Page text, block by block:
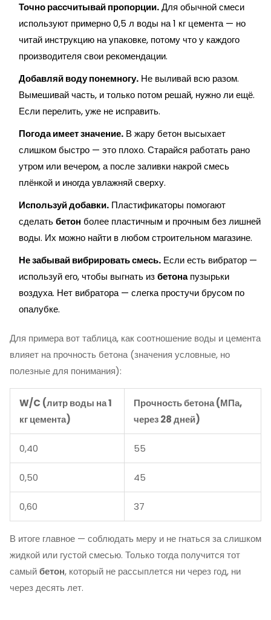
Точно рассчитывай пропорции.Для обычной смеси
используют примерно 0,5 л воды на 1 кг цемента — но
читай инструкцию на упаковке, потому что у каждого
производителя свои рекомендации.
Добавляй воду понемногу. Не выливай всю разом.
Вымешивай часть, и только потом решай, нужно ли ещё.
Если перелить, уже не исправить.
Погода имеет значение. В жару бетон высыхает
слишком быстро — это плохо. Старайся работать рано
утром или вечером, а после заливки накрой смесь
плёнкой и иногда увлажняй сверху.
Используй добавки. Пластификаторы помогают
сделатьбетон более пластичным и прочным без лишней
воды. Их можно найти в любом строительном магазине.
Не забывай вибрировать смесь. Если есть вибратор —
используй его, чтобы выгнать избетонапузырьки
воздуха. Нет вибратора — слегка простучи брусом по
опалубке.
Для примера вот таблица, как соотношение воды и цемента
влияет на прочность бетона (значения условные, но
полезные для понимания):
W/C (литр воды на 1
кг цемента)
Прочность бетона (МПа,
через 28 дней)
0,40 55
0,50 45
0,60 37
В итоге главное — соблюдать меру и не гнаться за слишком
жидкой или густой смесью. Только тогда получится тот
самыйбетон, который не рассыплется ни через год, ни
через десять лет.